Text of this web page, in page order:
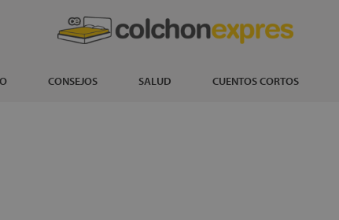
CONSEJOS SALUD CUENTOS CORTOS